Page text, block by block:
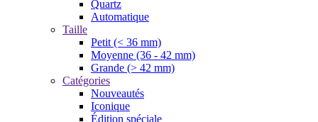
Quartz
Automatique
Taille
Petit (< 36 mm)
Moyenne (36 - 42 mm)
Grande (> 42 mm)
Catégories
Nouveautés
Iconique
Édition spéciale